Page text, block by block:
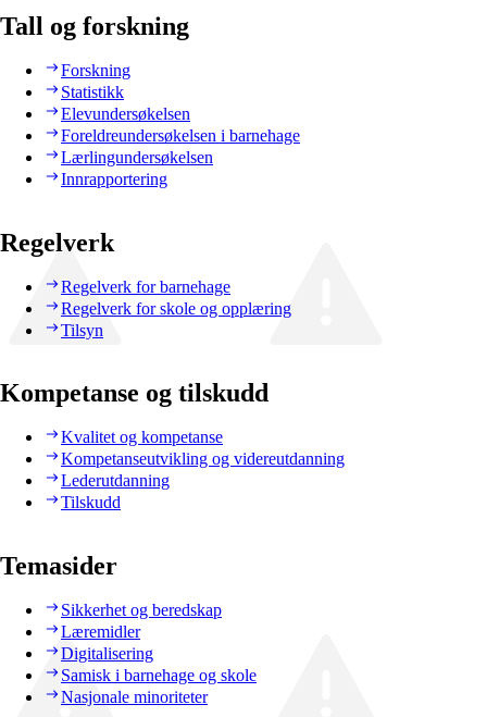
Tall og forskning
Forskning
Statistikk
Elevundersøkelsen
Foreldreundersøkelsen i barnehage
Lærlingundersøkelsen
Innrapportering
Regelverk
Regelverk for barnehage
Regelverk for skole og opplæring
Tilsyn
Kompetanse og tilskudd
Kvalitet og kompetanse
Kompetanseutvikling og videreutdanning
Lederutdanning
Tilskudd
Temasider
Sikkerhet og beredskap
Læremidler
Digitalisering
Samisk i barnehage og skole
Nasjonale minoriteter